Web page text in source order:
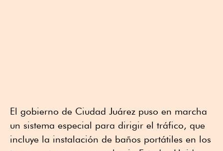
El gobierno de Ciudad Juárez puso en marcha
un sistema especial para dirigir el tráfico, que
incluye la instalación de baños portátiles en los